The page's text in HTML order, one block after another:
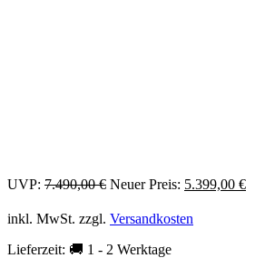
UVP: 7.490,00€ Ursprünglicher
war:
Neuer Preis: 5.399,00 €
inkl. MwSt. zzgl. Versandkosten
Lieferzeit: 🚚 1 - 2 Werktage